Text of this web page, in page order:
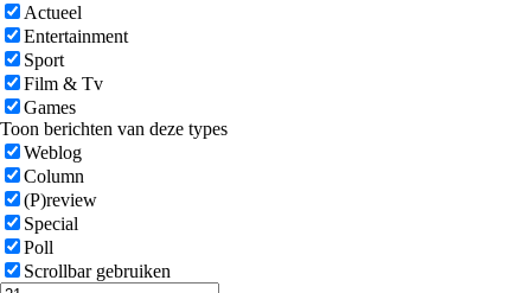
Actueel
Entertainment
Sport
Film & Tv
Games
Toon berichten van deze types
Weblog
Column
(P)review
Special
Poll
Scrollbar gebruiken